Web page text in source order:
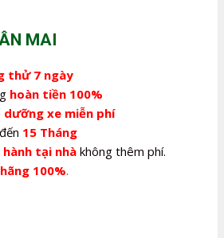
MAI
thử 7 ngày
hoàn tiền 100%
dưỡng xe miễn phí
15 Tháng
tại nhà không thêm phí.
100%.